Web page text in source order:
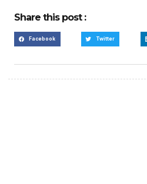
Share this post :
Facebook Twitter